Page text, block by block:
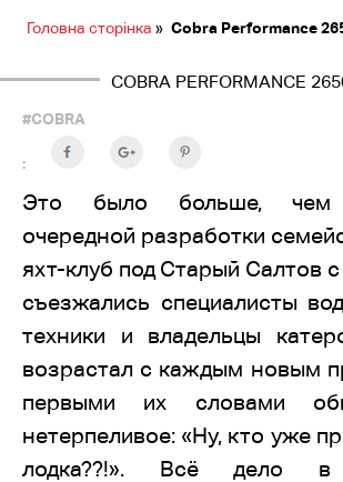
Головна сторінка » Cobra Performance
COBRA PERFORMANCE
#COBRA
:
Это было больше, чем
очередной разработки
яхт-клуб под Старый Салтов
съезжались специалисты
техники и владельцы
возрастал с каждым новым
первыми их словами
нетерпеливое: «Ну, кто уже
лодка??!». Всё дело в